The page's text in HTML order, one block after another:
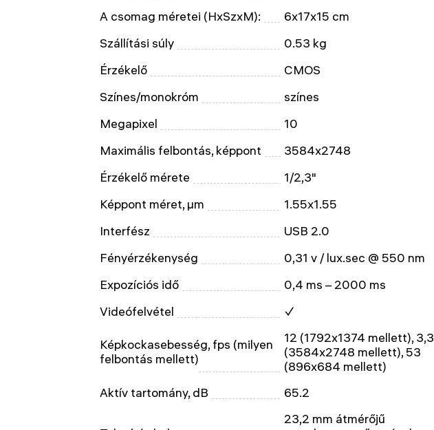
A csomag méretei (HxSzxM):
6x17x15 cm
Szállítási súly
0.53 kg
Érzékelő
CMOS
Színes/monokróm
színes
Megapixel
10
Maximális felbontás, képpont
3584x2748
Érzékelő mérete
1/2,3"
Képpont méret, μm
1.55x1.55
Interfész
USB 2.0
Fényérzékenység
0,31 v / lux.sec @ 550 nm
Expozíciós idő
0,4 ms – 2000 ms
Videófelvétel
✓
Képkockasebesség, fps (milyen
felbontás mellett)
12 (1792x1374 mellett), 3,3
(3584x2748 mellett), 53
(896x684 mellett)
Aktív tartomány, dB
65.2
23,2 mm átmérőjű